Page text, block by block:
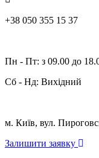
+38 050 355 15 37
Пн - Пт: з 09.00 до
Cб - Нд: Вихідний
м. Київ, вул.
Залишити заявку